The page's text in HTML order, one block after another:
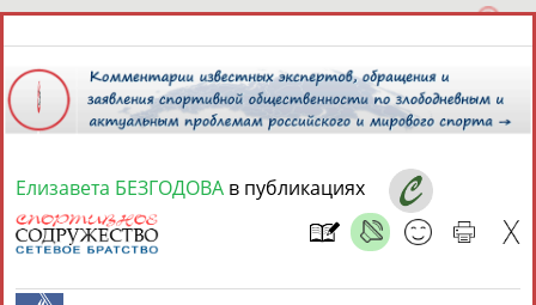
8 августа 2026 года,
СПОРТСМЕНЫ, ТРЕНЕРЫ И СПЕЦИАЛИСТЫ
Елизавета БЕЗГОДОВА в публикациях